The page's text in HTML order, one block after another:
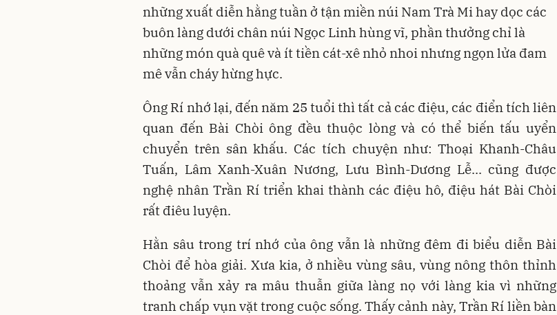
những xuất diễn hằng tuần ở tận miền núi Nam Trà Mi hay dọc các
buôn làng dưới chân núi Ngọc Linh hùng vĩ, phần thưởng chỉ là
những món quà quê và ít tiền cát-xê nhỏ nhoi nhưng ngọn lửa đam
mê vẫn cháy hừng hực.
Ông Rí nhớ lại, đến năm 25 tuổi thì tất cả các điệu, các điển tích liên
quan đến Bài Chòi ông đều thuộc lòng và có thể biến tấu uyển
chuyển trên sân khấu. Các tích chuyện như: Thoại Khanh-Châu
Tuấn, Lâm Xanh-Xuân Nương, Lưu Bình-Dương Lễ... cũng được
nghệ nhân Trần Rí triển khai thành các điệu hô, điệu hát Bài Chòi
rất điêu luyện.
Hằn sâu trong trí nhớ của ông vẫn là những đêm đi biểu diễn Bài
Chòi để hòa giải. Xưa kia, ở nhiều vùng sâu, vùng nông thôn thỉnh
thoảng vẫn xảy ra mâu thuẫn giữa làng nọ với làng kia vì những
tranh chấp vụn vặt trong cuộc sống. Thấy cảnh này, Trần Rí liền bàn